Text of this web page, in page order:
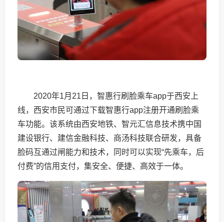
2020年1月21日，智惠行刷脸乘车app于西安上
线，西安市民可通过下载智惠行app注册开通刷脸乘
车功能。该系统由西安地铁、智元汇信息技术携中国
建设银行、建信金融科技、商汤科技联合研发，具备
脸码互通过闸能力和技术，同时可以实现“先乘车，后
付费”的信用支付，集安全、便捷、高效于一体。